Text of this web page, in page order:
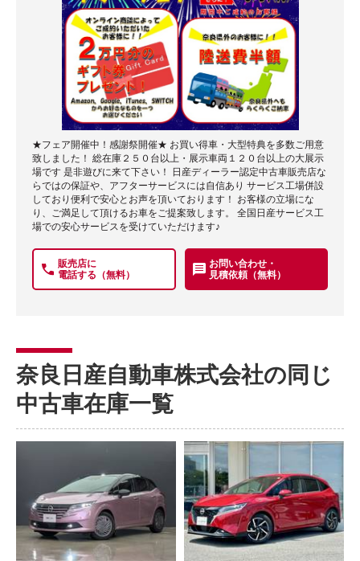
★フェア開催中！感謝祭開催★ お買い得車・大型特典を多数ご用意
致しました！ 総在庫２５０台以上・展示車両１２０台以上の大展示
場です 是非遊びに来て下さい！ 日産ディーラー認定中古車販売店な
らではの保証や、アフターサービスには自信あり サービス工場併設
しており便利で安心とお声を頂いております！ お客様の立場にな
り、ご満足して頂けるお車をご提案致します。 全国日産サービス工
場での安心サービスを受けていただけます♪
販売店に
電話する（無料）
お問い合わせ・
見積依頼（無料）
奈良日産自動車株式会社の同じ
中古車在庫一覧